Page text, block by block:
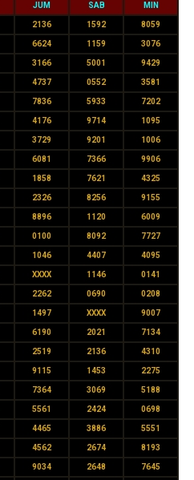
JUM SAB MIN
2136 1592 8059
6624 1159 3076
3166 5001 9429
4737 0552 3581
7836 5933 7202
4176 9714 1095
3729 9201 1006
6081 7366 9906
1858 7621 4325
2326 8256 9155
8896 1120 6009
0100 8092 7727
1046 4407 4095
XXXX 1146 0141
2262 0690 0208
1497 XXXX 9007
6190 2021 7134
2519 2136 4310
9115 1453 2275
7364 3069 5188
5561 2424 0698
4465 3886 5551
4562 2674 8193
9034 2648 7645